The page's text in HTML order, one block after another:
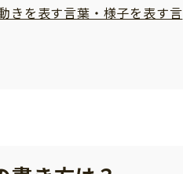
を表す言葉・様子を表す言